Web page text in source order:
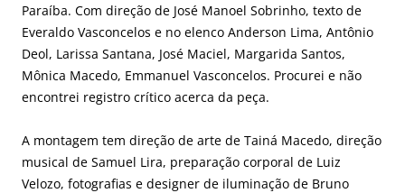
Paraíba. Com direção de José Manoel Sobrinho, texto de
Everaldo Vasconcelos e no elenco Anderson Lima, Antônio
Deol, Larissa Santana, José Maciel, Margarida Santos,
Mônica Macedo, Emmanuel Vasconcelos. Procurei e não
encontrei registro crítico acerca da peça.
A montagem tem direção de arte de Tainá Macedo, direção
musical de Samuel Lira, preparação corporal de Luiz
Velozo, fotografias e designer de iluminação de Bruno